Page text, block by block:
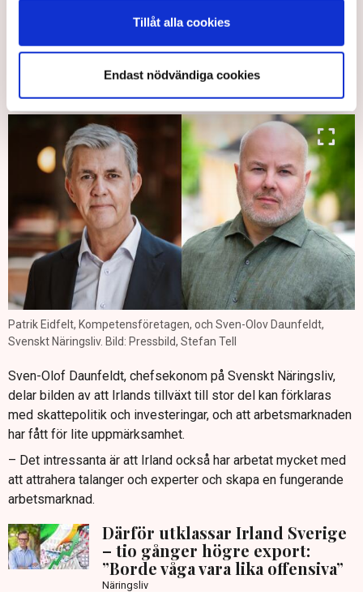
Tillåt alla cookies
Endast nödvändiga cookies
till företagen och en del av landets erbjudande till
en konkurrensfördel, inte som ett problem som ska hanteras,
säger Patrik Eidfelt, förbundsdirektör
på Kompetensföretagen.
Patrik Eidfelt, Kompetensföretagen, och Sven-Olov Daunfeldt,
Svenskt Näringsliv. Bild: Pressbild, Stefan Tell
Sven-Olof Daunfeldt, chefsekonom på Svenskt Näringsliv,
delar bilden av att Irlands tillväxt till stor del kan förklaras
med skattepolitik och investeringar, och att arbetsmarknaden
har fått för lite uppmärksamhet.
– Det intressanta är att Irland också har arbetat mycket med
att attrahera talanger och experter och skapa en fungerande
arbetsmarknad.
Därför utklassar Irland Sverige
– tio gånger högre export:
”Borde våga vara lika offensiva”
Näringsliv